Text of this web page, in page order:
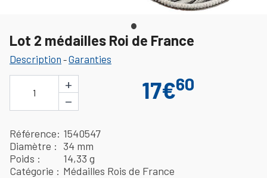
Lot 2 médailles Roi de France
Description -Garanties
1
+
−
17€60
Référence 1540547
Diamètre
34 mm
Poids
14,33 g
Catégorie
Médailles Rois de France